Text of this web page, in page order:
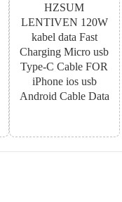
HZSUM
LENTIVEN 120W
kabel data Fast
Charging Micro usb
Type-C Cable FOR
iPhone ios usb
Android Cable Data